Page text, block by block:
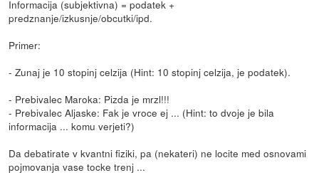
Informacija (subjektivna) = podatek +
predznanje/izkusnje/obcutki/ipd.
Primer:
- Zunaj je 10 stopinj celzija (Hint: 10 stopinj celzija, je podatek).
- Prebivalec Maroka: Pizda je mrzl!!!
- Prebivalec Aljaske: Fak je vroce ej ... (Hint: to dvoje je bila
informacija ... komu verjeti?)
Da debatirate v kvantni fiziki, pa (nekateri) ne locite med osnovami
pojmovanja vase tocke trenj ...